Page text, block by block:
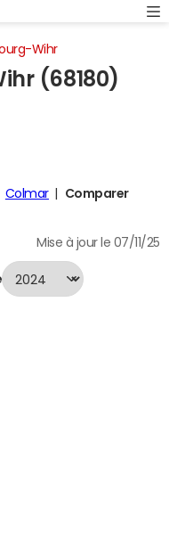
Wihr
(68180)
Colmar
Comparer
Mise à jour le 07/11/25